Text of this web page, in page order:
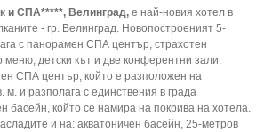
и СПА*****, Велинград, е най-новия хотел в
- гр. Велинград. Новопостроеният 5-
с панорамен СПА център, страхотен
меню, детски кът и две конферентни зали.
СПА център, който е разположен на
м. и разполага с единствения в града
басейн, който се намира на покрива на хотела.
и на: акватоничен басейн, 25-метров